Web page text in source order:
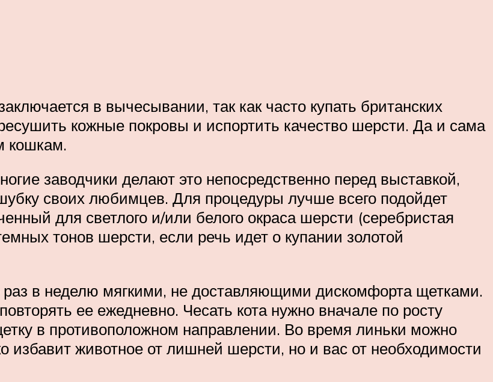
в вычесывании, так как часто купать британских
кожные покровы и испортить качество шерсти. Да и сама
кошкам.
заводчики делают это непосредственно перед выставкой,
своих любимцев. Для процедуры лучше всего подойдет
для светлого и/или белого окраса шерсти (серебристая
тонов шерсти, если речь идет о купании золотой
в неделю мягкими, не доставляющими дискомфорта щетками.
ее ежедневно. Чесать кота нужно вначале по росту
в противоположном направлении. Во время линьки можно
животное от лишней шерсти, но и вас от необходимости